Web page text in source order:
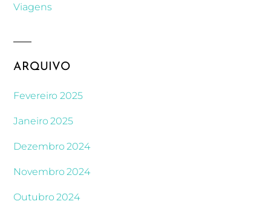
Viagens
ARQUIVO
Fevereiro 2025
Janeiro 2025
Dezembro 2024
Novembro 2024
Outubro 2024